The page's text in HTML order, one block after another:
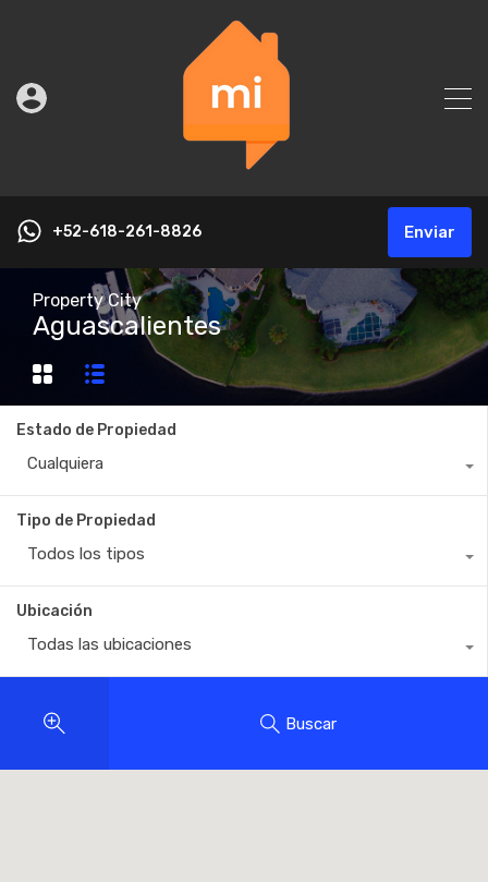
+52-618-261-8826 Enviar
Property City
Aguascalientes
Estado de Propiedad
Cualquiera
Tipo de Propiedad
Todos los tipos
Ubicación
Todas las ubicaciones
Buscar